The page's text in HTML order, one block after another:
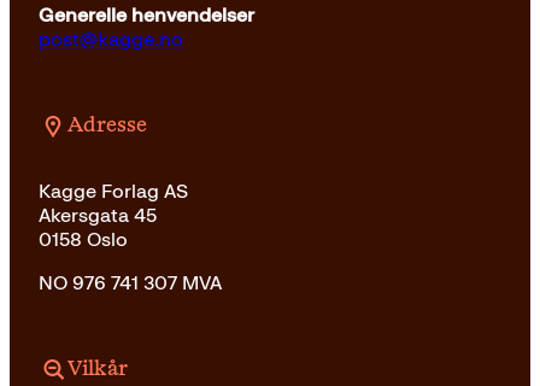
Generelle henvendelser
post@kagge.no
Adresse
Kagge Forlag AS
Akersgata 45
0158 Oslo
NO 976 741 307 MVA
Vilkår